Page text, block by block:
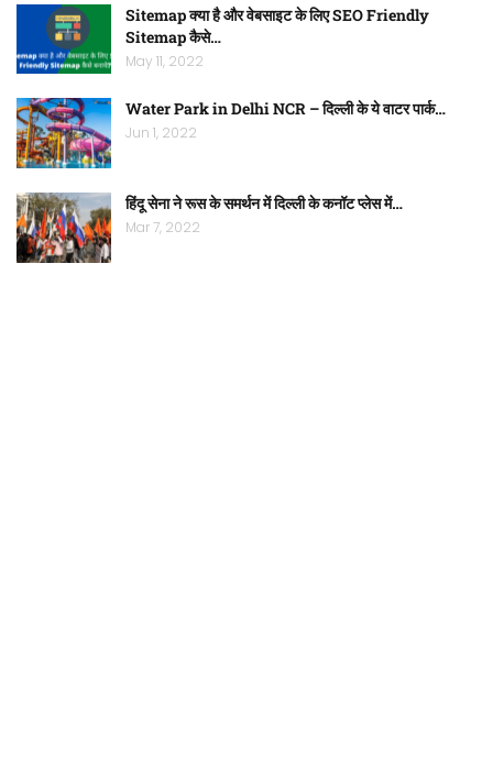
Sitemap क्या है और वेबसाइट के लिए SEO Friendly
Sitemap कैसे…
May 11, 2022
Water Park in Delhi NCR – दिल्ली के ये वाटर पार्क…
Jun 1, 2022
हिंदू सेना ने रूस के समर्थन में दिल्ली के कनॉट प्लेस में…
Mar 7, 2022